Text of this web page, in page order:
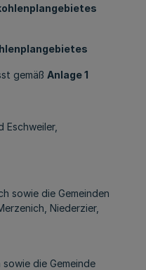
gemäß Anlage 1
Eschweiler,
sowie die Gemeinden
Niederzier,
die Gemeinde